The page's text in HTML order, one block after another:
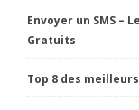
Envoyer un SMS –
Gratuits
Top 8 des